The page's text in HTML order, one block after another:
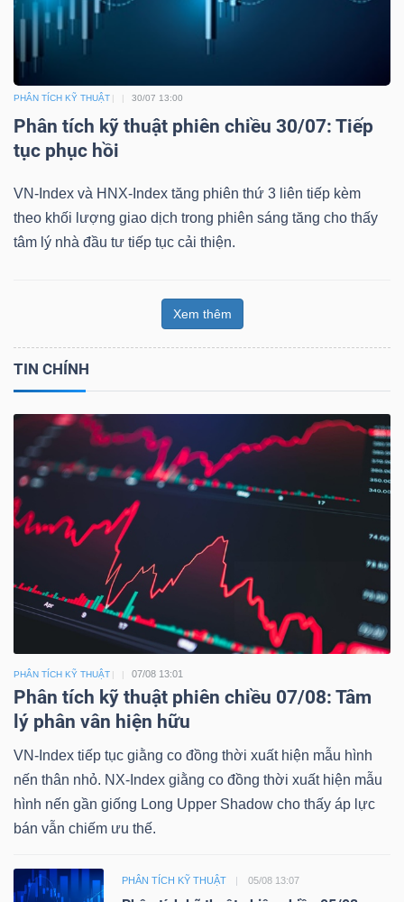
PHÂN TÍCH KỸ THUẬT 30/07 13:00
Phân tích kỹ thuật phiên chiều 30/07: Tiếp
tục phục hồi
VN-Index và HNX-Index tăng phiên thứ 3 liên tiếp kèm
theo khối lượng giao dịch trong phiên sáng tăng cho thấy
tâm lý nhà đầu tư tiếp tục cải thiện.
Xem thêm
TIN CHÍNH
PHÂN TÍCH KỸ THUẬT 07/08 13:01
Phân tích kỹ thuật phiên chiều 07/08: Tâm
lý phân vân hiện hữu
VN-Index tiếp tục giằng co đồng thời xuất hiện mẫu hình
nến thân nhỏ. NX-Index giằng co đồng thời xuất hiện mẫu
hình nến gần giống Long Upper Shadow cho thấy áp lực
bán vẫn chiếm ưu thế.
PHÂN TÍCH KỸ THUẬT 05/08 13:07